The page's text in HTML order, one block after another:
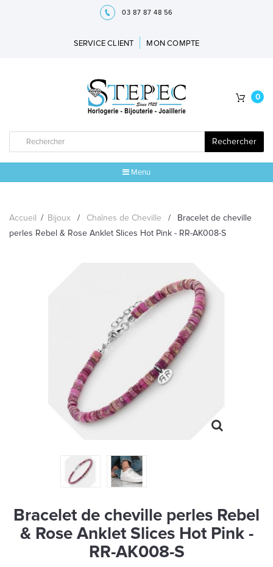
03 87 87 48 56
SERVICE CLIENT MON COMPTE
Rechercher
0
Menu
MARQUES
LES GEORGETTES
SWAROVSKI
BONNES AFFAIRES
CARTES CADEAUX
IDÉE CADEAUX
QUI SOMMES NOUS
Accueil / Bijoux / Chaînes de Cheville /
Bracelet de cheville
perles Rebel & Rose Anklet Slices Hot Pink - RR-AK008-S
Bracelet de cheville perles Rebel
& Rose Anklet Slices Hot Pink -
RR-AK008-S